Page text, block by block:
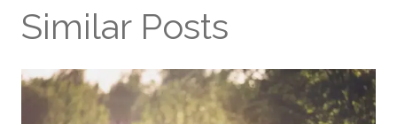
Similar Posts